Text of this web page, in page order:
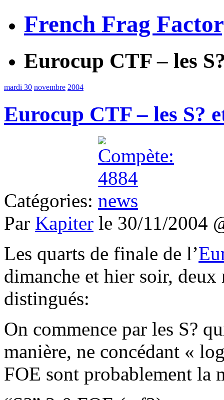
French Frag
Eurocup CTF – les
mardi 30 novembre 2004
Eurocup CTF – les S?
Catégories:
Par Kapiter le 30/11/2004
Les quarts de finale de l’
dimanche et hier soir, deux
distingués:
On commence par les S?
manière, ne concédant «
FOE sont probablement la